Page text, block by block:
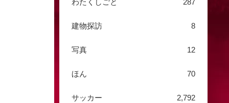
わたくしごと 287
建物探訪 8
写真 12
ほん 70
サッカー 2,792